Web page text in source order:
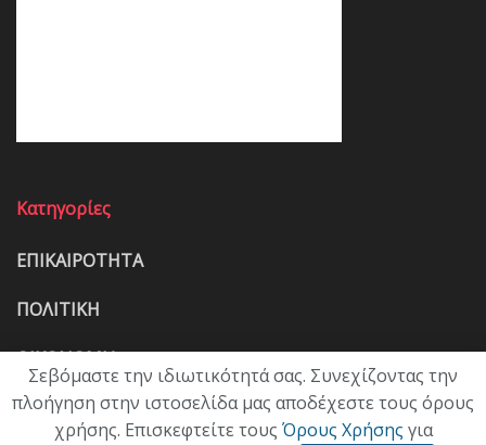
Κατηγορίες
ΕΠΙΚΑΙΡΟΤΗΤΑ
ΠΟΛΙΤΙΚΗ
ΟΙΚΟΝΟΜΙΑ
ΠΟΛΙΤΙΣΜΟΣ
Σεβόμαστε την ιδιωτικότητά σας. Συνεχίζοντας την
πλοήγηση στην ιστοσελίδα μας αποδέχεστε τους όρους
χρήσης. Επισκεφτείτε τους Όρους Χρήσης για